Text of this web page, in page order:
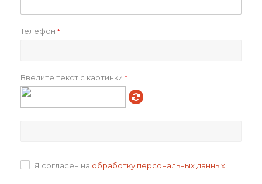
Задать вопрос
Компания Happy Partner не нарушает Федеральный закон
от 22.11.1995 N 171-ФЗ О государственном регулировании
Телефон *
Введите текст с картинки *
Я согласен на обработку персональных данных